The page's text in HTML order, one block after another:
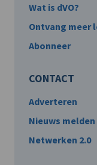
Wat is dVO?
Ontvang meer
Abonneer
CONTACT
Adverteren
Nieuws melden
Netwerken 2.0